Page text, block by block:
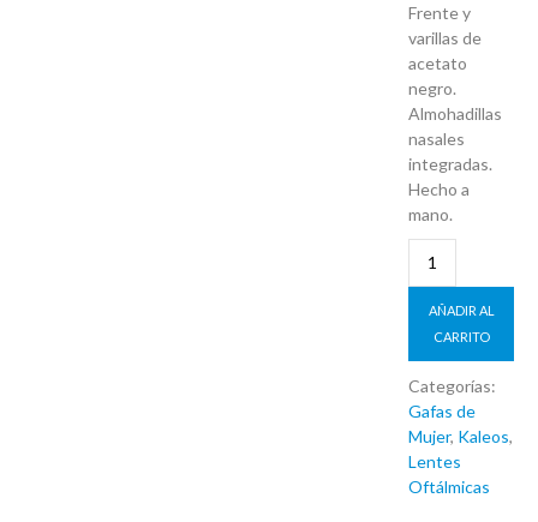
Frente y
varillas de
acetato
negro.
Almohadillas
nasales
integradas.
Hecho a
mano.
AÑADIR AL
CARRITO
Categorías:
Gafas de
Mujer, Kaleos,
Lentes
Oftálmicas